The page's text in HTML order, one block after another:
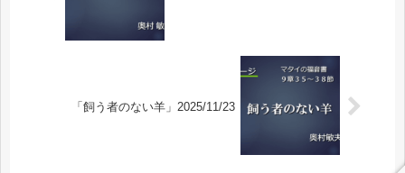
「飼う者のない羊」2025/11/23